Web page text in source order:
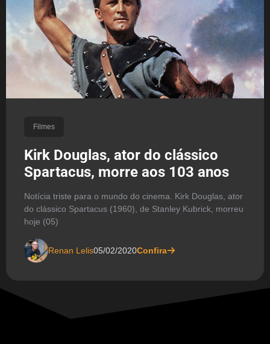
Filmes
Kirk Douglas, ator do clássico
Spartacus, morre aos 103 anos
Notícia triste para o mundo do cinema. Kirk Douglas, ator
do clássico Spartacus (1960), de Stanley Kubrick, morreu
hoje (05)
Renan Lelis05/02/2020Confira